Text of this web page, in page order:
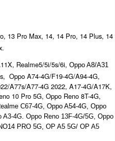
13 Pro Max, 14, 14 Pro, 14 Plus, 14
Realme5/5i/5s/6i, Oppo A8/A31
Oppo A74-4G/F19-4G/A94-4G,
A77s/A77-4G 2022, A17-4G/A17K,
10 Pro 5G, Oppo Reno 8T-4G,
C67-4G, Oppo A54-4G, Oppo
A3-4G. Oppo Reno 13F-4G/5G, Oppo
PRO 5G, OP A5 5G/ OP A5